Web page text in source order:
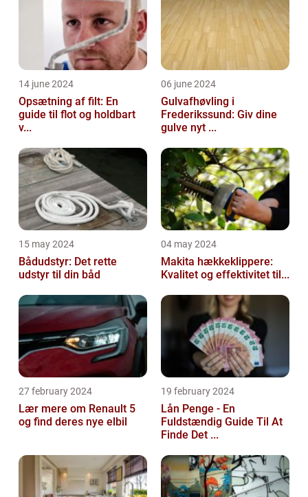
14 june 2024
Opsætning af filt: En
guide til flot og holdbart
v...
06 june 2024
Gulvafhøvling i
Frederikssund: Giv dine
gulve nyt ...
15 may 2024
Bådudstyr: Det rette
udstyr til din båd
04 may 2024
Makita hækkeklippere:
Kvalitet og effektivitet til...
27 february 2024
Lær mere om Renault 5
og find deres nye elbil
19 february 2024
Lån Penge - En
Fuldstændig Guide Til At
Finde Det ...